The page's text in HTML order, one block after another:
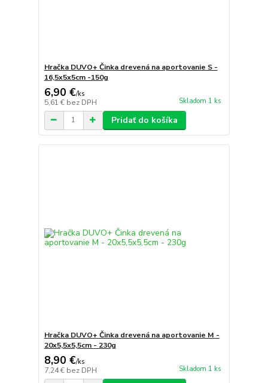
Hračka DUVO+ Činka drevená na aportovanie S -
16,5x5x5cm -150g
6,90 €/ks
5,61 € bez DPH Skladom 1 ks
Pridať do košíka
Hračka DUVO+ Činka drevená na aportovanie M -
20x5,5x5,5cm - 230g
8,90 €/ks
7,24 € bez DPH Skladom 1 ks